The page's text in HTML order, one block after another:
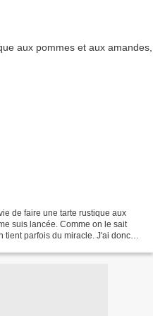
de faire une tarte rustique aux
suis lancée. Comme on le sait
tient parfois du miracle. J'ai donc